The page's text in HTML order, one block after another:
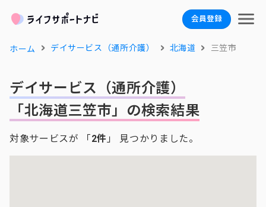
会員登録
ホーム デイサービス（通所介護） 北海道 三笠市
デイサービス（通所介護）
「北海道三笠市」の検索結果
対象サービスが 「2件 」 見つかりました。